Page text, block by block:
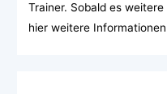
Trainer. Sobald es
hier weitere